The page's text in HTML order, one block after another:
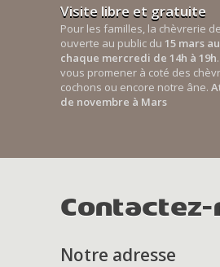
Visite libre et gratuite
Pour les familles, la chèvrerie
ouverte au public du 15 mars
chaque mercredi de 14h à 19h
vous promener à coté des
cochons ou encore notre âne.
de novembre à Mars
Contactez-
Notre adresse